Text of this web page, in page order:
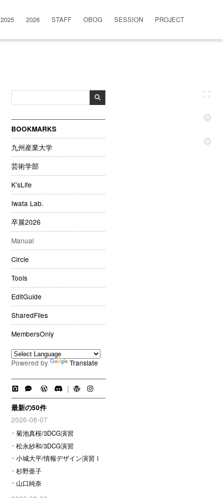
2025 2026 STAFF OBOG SESSION PROJECT
BOOKMARKS
九州産業大学
芸術学部
K'sLife
Iwata Lab.
卒展2026
Manual
Circle
Tools
EditGuide
SharedFiles
MembersOnly
Powered by Translate
｜
最新の50件
2026-08-07
菊池真桜/3DCG演習
松永紗和/3DCG演習
小城大平/情報デザイン演習Ⅰ
杉野亜子
山口純奈